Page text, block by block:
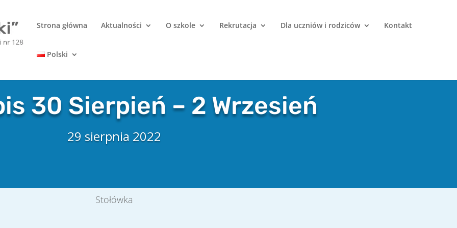
Strona główna Aktualności O szkole Rekrutacja Dla uczniów i rodziców Kontakt
Polski
30 Sierpień – 2 Wrzesień
29 sierpnia 2022
Stołówka